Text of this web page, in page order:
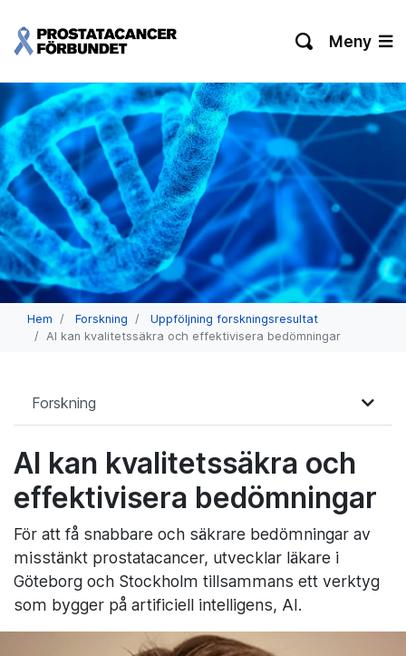
Meny
Hem Forskning
Uppföljning forskningsresultat
AI kan kvalitetssäkra och effektivisera bedömningar
Forskning
AI kan kvalitetssäkra och
effektivisera bedömningar
För att få snabbare och säkrare bedömningar av
misstänkt prostatacancer, utvecklar läkare i
Göteborg och Stockholm tillsammans ett verktyg
som bygger på artificiell intelligens, AI.